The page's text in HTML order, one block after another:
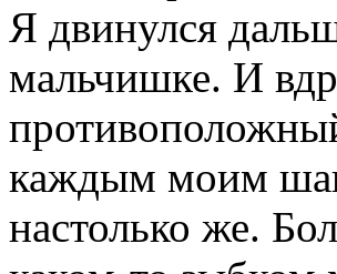
Я двинулся
мальчишке. И
каждым моим
настолько же.